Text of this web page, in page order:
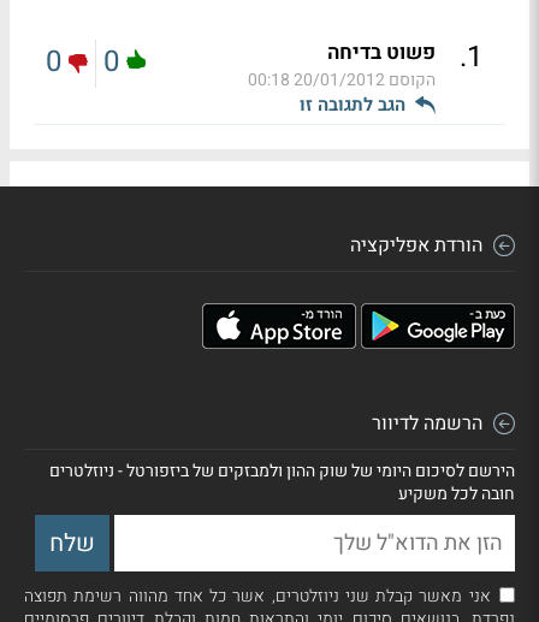
1
. פשוט בדיחה
הקוסם20/01/2012 00:18
הגב לתגובה זו
0
0
הורדת אפליקציה
הרשמה לדיוור
הירשם לסיכום היומי של שוק ההון ולמבזקים של ביזפורטל - ניוזלטרים
חובה לכל משקיע
אני מאשר קבלת שני ניוזלטרים, אשר כל אחד מהווה רשימת תפוצה